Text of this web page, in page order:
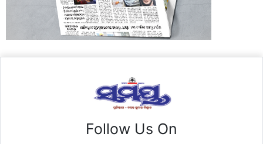
Follow Us On